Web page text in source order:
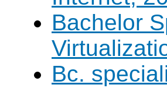
Bachelor
Bc.